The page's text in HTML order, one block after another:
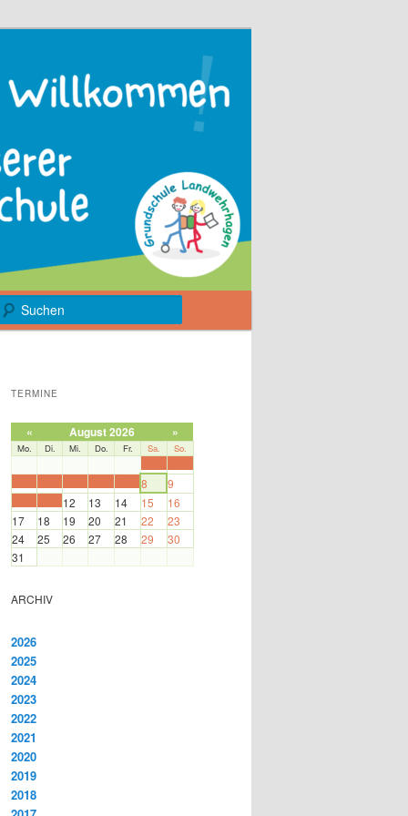
TERMINE
« August 2026 »
Mo. Di. Mi. Do. Fr. Sa. So.
8 9
12 13 14 15
16
17
18 19 20 21 22
23
24
25 26 27 28 29
30
31
ARCHIV
2026
2025
2024
2023
2022
2021
2020
2019
2018